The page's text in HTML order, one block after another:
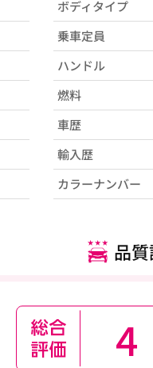
ボディタイプ
乗車定員
ハンドル
燃料
車歴
輸入歴
カラーナンバー
品
4